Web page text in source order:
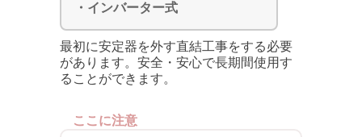
・インバーター式
最初に安定器を外す直結工事をする必要
があります。安全・安心で長期間使用す
ることができます。
ここに注意